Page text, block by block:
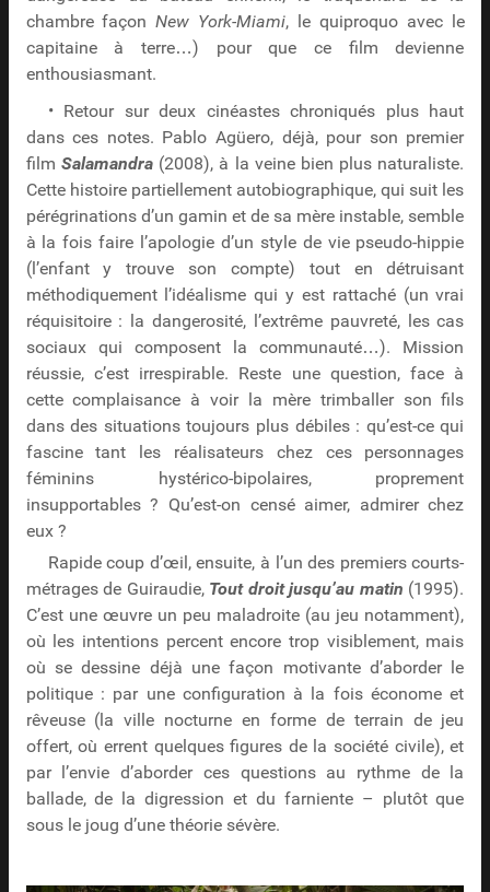
chambre façonNew York-Miami, le quiproquo avec le
capitaine à terre…) pour que ce film devienne
enthousiasmant.
• Retour sur deux cinéastes chroniqués plus haut
dans ces notes. Pablo Agüero, déjà, pour son premier
film Salamandra (2008), à la veine bien plus naturaliste.
Cette histoire partiellement autobiographique, qui suit les
pérégrinations d’un gamin et de sa mère instable, semble
à la fois faire l’apologie d’un style de vie pseudo-hippie
(l’enfant y trouve son compte) tout en détruisant
méthodiquement l’idéalisme qui y est rattaché (un vrai
réquisitoire : la dangerosité, l’extrême pauvreté, les cas
sociaux qui composent la communauté…). Mission
réussie, c’est irrespirable. Reste une question, face à
cette complaisance à voir la mère trimballer son fils
dans des situations toujours plus débiles : qu’est-ce qui
fascine tant les réalisateurs chez ces personnages
féminins hystérico-bipolaires, proprement
insupportables ? Qu’est-on censé aimer, admirer chez
eux ?
Rapide coup d’œil, ensuite, à l’un des premiers courts-
métrages de Guiraudie, Tout droit jusqu’au matin (1995).
C’est une œuvre un peu maladroite (au jeu notamment),
où les intentions percent encore trop visiblement, mais
où se dessine déjà une façon motivante d’aborder le
politique : par une configuration à la fois économe et
rêveuse (la ville nocturne en forme de terrain de jeu
offert, où errent quelques figures de la société civile), et
par l’envie d’aborder ces questions au rythme de la
ballade, de la digression et du farniente – plutôt que
sous le joug d’une théorie sévère.